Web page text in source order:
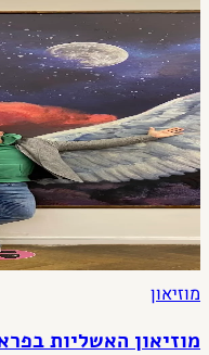
מוזיאון
מוזיאון האשליות